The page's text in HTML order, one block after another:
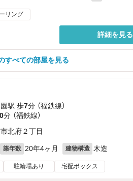
リング
詳細を見る
べての部屋を見る
駅 歩7分 （福鉄線）
分 （福鉄線）
北府２丁目
築年数 20年4ヶ月 建物構造 木造
駐輪場あり 宅配ボックス